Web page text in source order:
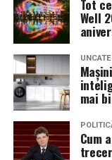
Contact:
Sursă foto:
decât memorabilă.
Această ediție se
într-un cadru atent
și interacțiunea
experienței.
Detalii
Data și ora:
sunt apreciate si
aceasta categorie
masina este
Ce inseamna o
Pregatirea unei
presupune mai
Tot
Well
mai
Cum